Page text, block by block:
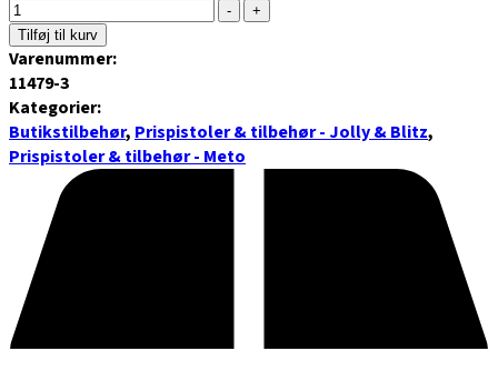
-
+
Tilføj til kurv
Varenummer:
11479-3
Kategorier:
Butikstilbehør, Prispistoler & tilbehør - Jolly & Blitz,
Prispistoler & tilbehør - Meto